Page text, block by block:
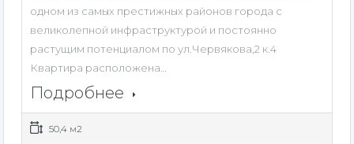
одном из самых престижных районов города с
великолепной инфраструктурой и постоянно
растущим потенциалом по ул.Червякова,2 к.4
Квартира расположена…
Подробнее
50,4 м2